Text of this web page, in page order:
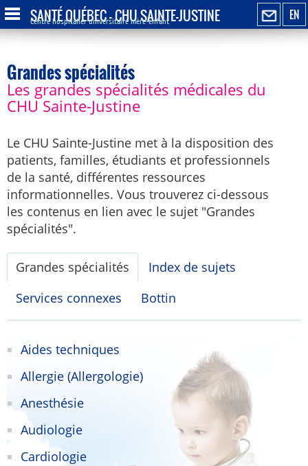
EN
SANTÉ QUÉBEC - CHU SAINTE-JUSTINE
Centre hospitalier universitaire mère-enfant
Grandes spécialités
Les grandes spécialités médicales du
CHU Sainte-Justine
Le CHU Sainte-Justine met à la disposition des
patients, familles, étudiants et professionnels
de la santé, différentes ressources
informationnelles. Vous trouverez ci-dessous
les contenus en lien avec le sujet "Grandes
spécialités".
Grandes spécialités
Index de sujets
Services connexes
Bottin
Aides techniques
Allergie (Allergologie)
Anesthésie
Audiologie
Cardiologie